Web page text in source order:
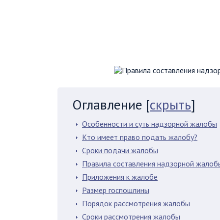
Оглавление [скрыть]
Особенности и суть надзорной жалобы
Кто имеет право подать жалобу?
Сроки подачи жалобы
Правила составления надзорной
Приложения к жалобе
Размер госпошлины
Порядок рассмотрения жалобы
Сроки рассмотрения жалобы